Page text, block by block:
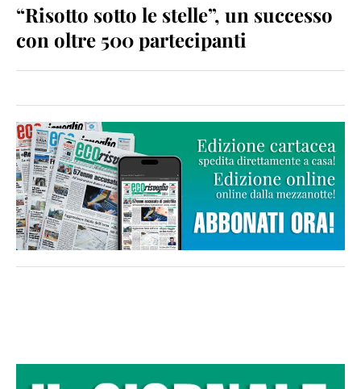
“Risotto sotto le stelle”, un successo
con oltre 500 partecipanti